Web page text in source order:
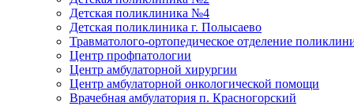
Детская поликлиника №4
Детская поликлиника г. Полысаево
Травматолого-ортопедическое отделение
Центр профпатологии
Центр амбулаторной хирургии
Центр амбулаторной онкологической помощи
Врачебная амбулатория п. Красногорский